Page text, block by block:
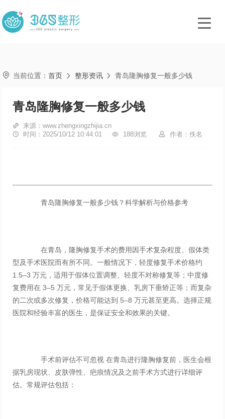
 当前位置：首页  整形资讯  青岛隆胸修复一般多少钱
青岛隆胸修复一般多少钱
 来源：www.zhengxingzhijia.cn
 时间：2025/10/12 10:44:01  188浏览  作者：佚名
青岛隆胸修复一般多少钱？科学解析与价格参考
在青岛，隆胸修复手术的费用因手术复杂程度、假体类
型及手术医院而有所不同。一般情况下，轻度修复手术价格约
1.5–3 万元，适用于假体位置调整、轻度不对称修复等；中度修
复费用在 3–5 万元，常见于假体更换、乳房下垂矫正等；而复杂
的二次或多次修复，价格可能达到 5–8 万元甚至更高。选择正规
医院和经验丰富的医生，是保证安全和效果的关键。
手术前评估不可忽视 在青岛进行隆胸修复前，医生会根
据乳房现状、皮肤弹性、疤痕情况及之前手术方式进行详细评
估。常规评估包括：